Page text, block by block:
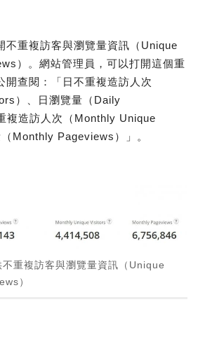
不重複訪客與瀏覽量資訊（Unique
）。網站管理員，可以打開這個重
開查閱：「日不重複造訪人次
）、日瀏覽量（Daily
複造訪人次（Monthly Unique
Monthly Pageviews）」。
重複訪客與瀏覽量資訊（Unique
）